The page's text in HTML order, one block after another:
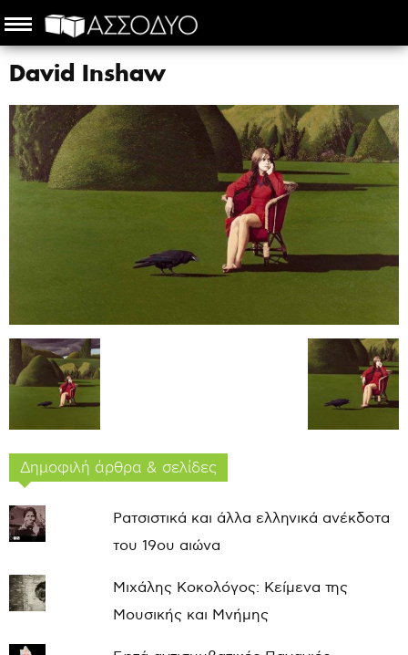
David Inshaw
Δημοφιλή άρθρα & σελίδες
Ρατσιστικά και άλλα ελληνικά ανέκδοτα
του 19ου αιώνα
Μιχάλης Κοκολόγος: Κείμενα της
Μουσικής και Μνήμης